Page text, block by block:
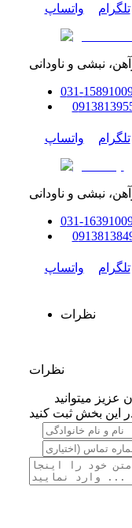
تلگرام واتساپ
نبشی و ناودانی
-
031
0
تلگرام واتساپ
نبشی و ناودانی
163
-
031
0
تلگرام واتساپ
نظرات
نظرات
عزیز میتوانید
این بخش ثبت کنید